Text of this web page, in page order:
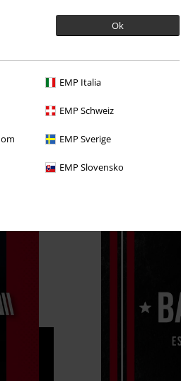
Ok
EMP Italia
EMP Schweiz
EMP Sverige
EMP Slovensko
Woods
ora!